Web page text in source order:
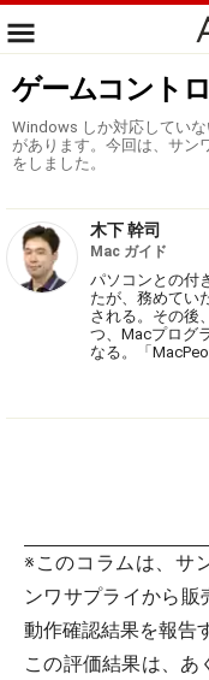
ゲームコント
Windows しか対応してい
があります。今回は、サン
をしました。
木下 幹司
Mac ガイド
パソコンとの付
たが、務めてい
される。その後
つ、Macプログ
なる。「
※このコラムは、サ
ンワサプライから
動作確認結果を報告
この評価結果は、あ